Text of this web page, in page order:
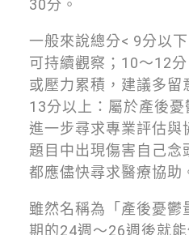
30分。
一般來說總分< 9分以
可持續觀察；10～12
或壓力累積，建議多留
13分以上：屬於產後
進一步尋求專業評估與
題目中出現傷害自己念
都應儘快尋求醫療協助
雖然名稱為「產後憂鬱
期的24週～26週後就